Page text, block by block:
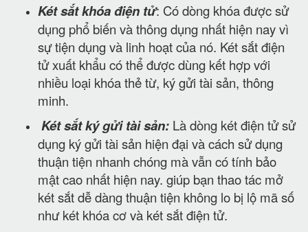
Két sắt khóa điện tử: Có dòng khóa được sử
dụng phổ biến và thông dụng nhất hiện nay vì
sự tiện dụng và linh hoạt của nó. Két sắt điện
tử xuất khẩu có thể được dùng kết hợp với
nhiều loại khóa thẻ từ, ký gửi tài sản, thông
minh.
Két sắt ký gửi tài sản: Là dòng két điện tử sử
dụng ký gửi tài sản hiện đại và cách sử dụng
thuận tiện nhanh chóng mà vẫn có tính bảo
mật cao nhất hiện nay. giúp bạn thao tác mở
két sắt dễ dàng thuận tiện không lo bị lộ mã số
như két khóa cơ và két sắt điện tử.